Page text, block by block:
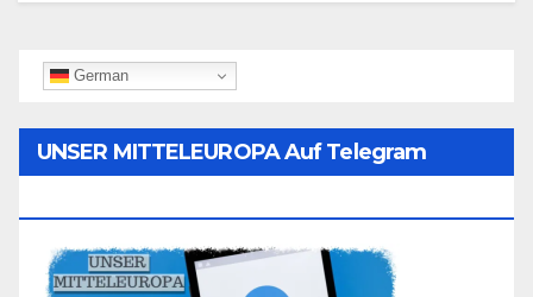
German
UNSER MITTELEUROPA Auf Telegram